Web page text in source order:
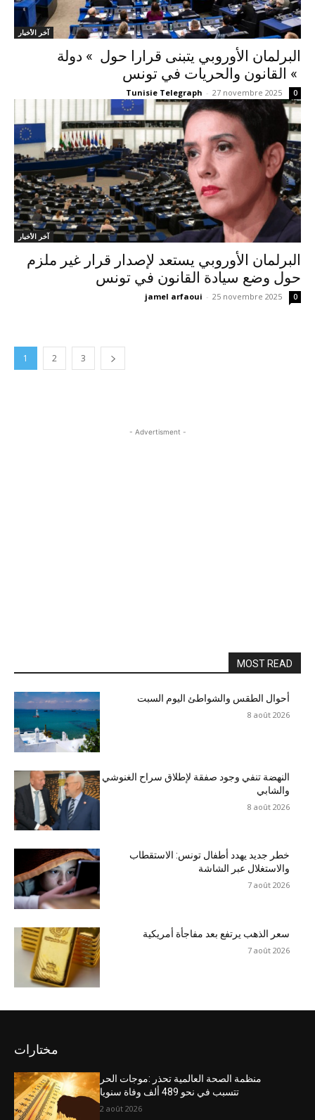
آخر الأخبار
البرلمان الأوروبي يتبنى قرارا حول » دولة
القانون والحريات في تونس «
Tunisie Telegraph - 27 novembre 2025 0
آخر الأخبار
البرلمان الأوروبي يستعد لإصدار قرار غير ملزم
حول وضع سيادة القانون في تونس
jamel arfaoui - 25 novembre 2025 0
1 2 3
- Advertisment -
MOST READ
أحوال الطقس والشواطئ اليوم السبت
8 août 2026
النهضة تنفي وجود صفقة لإطلاق سراح الغنوشي
والشابي
8 août 2026
خطر جديد يهدد أطفال تونس: الاستقطاب
والاستغلال عبر الشاشة
7 août 2026
سعر الذهب يرتفع بعد مفاجأة أمريكية
7 août 2026
مختارات
منظمة الصحة العالمية تحذر :موجات الحر
تتسبب في نحو 489 ألف وفاة سنويا
2 août 2026